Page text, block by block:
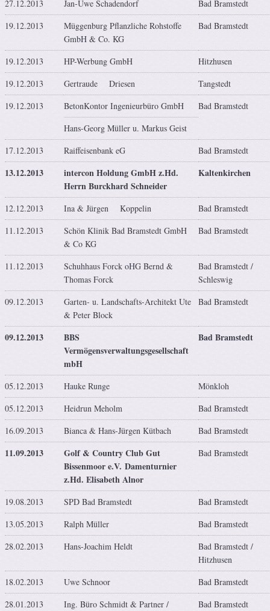
27.12.2013
Jan-Uwe Schadendorf
Bad Bramstedt
19.12.2013
Müggenburg Pflanzliche Rohstoffe
GmbH & Co. KG
Bad Bramstedt
19.12.2013 HP-Werbung GmbH
Hitzhusen
19.12.2013
Gertraude Driesen
Tangstedt
19.12.2013
BetonKontor Ingenieurbüro GmbH
Bad Bramstedt
Hans-Georg Müller u. Markus Geist
17.12.2013
Raiffeisenbank eG Bad Bramstedt
13.12.2013
intercon Holdung GmbH z.Hd.
Herrn Burckhard Schneider
Kaltenkirchen
12.12.2013 Ina & Jürgen Koppelin
Bad Bramstedt
11.12.2013
Schön Klinik Bad Bramstedt GmbH
& Co KG
Bad Bramstedt
11.12.2013
Schuhhaus Forck oHG Bernd &
Thomas Forck
Bad Bramstedt /
Schleswig
09.12.2013
Garten- u. Landschafts-Architekt Ute
& Peter Block
Bad Bramstedt
09.12.2013
BBS
Vermögensverwaltungsgesellschaft
mbH
Bad Bramstedt
05.12.2013 Hauke Runge
Mönkloh
05.12.2013
Heidrun Meholm
Bad Bramstedt
16.09.2013
Bianca & Hans-Jürgen Kütbach Bad Bramstedt
11.09.2013
Golf & Country Club Gut
Bissenmoor e.V. Damenturnier
z.Hd. Elisabeth Alnor
Bad Bramstedt
19.08.2013 SPD Bad Bramstedt
Bad Bramstedt
13.05.2013
Ralph Müller
Bad Bramstedt
28.02.2013
Hans-Joachim Heldt
Bad Bramstedt /
Hitzhusen
18.02.2013
Uwe Schnoor
Bad Bramstedt
28.01.2013
Ing. Büro Schmidt & Partner / Bad Bramstedt